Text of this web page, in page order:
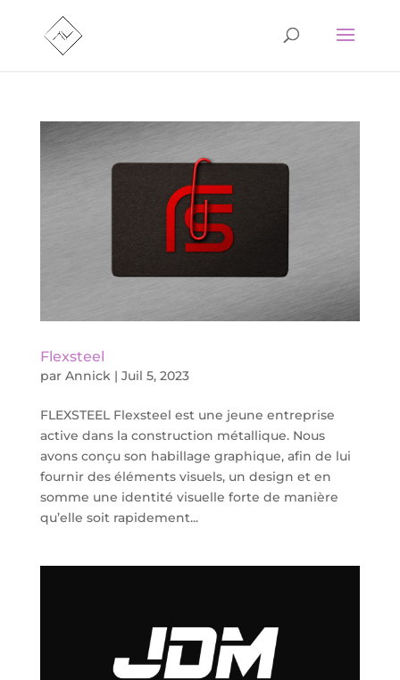
Flexsteel
par Annick| Juil 5, 2023
FLEXSTEEL Flexsteel est une jeune entreprise
active dans la construction métallique. Nous
avons conçu son habillage graphique, afin de lui
fournir des éléments visuels, un design et en
somme une identité visuelle forte de manière
qu’elle soit rapidement...